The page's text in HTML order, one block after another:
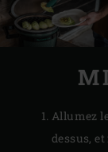
Allumez
dessus,